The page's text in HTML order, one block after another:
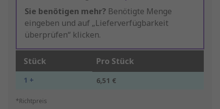
Sie benötigen mehr? Benötigte Menge
eingeben und auf „Lieferverfügbarkeit
überprüfen“ klicken.
Stück Pro Stück
1 + 6,51 €
*Richtpreis